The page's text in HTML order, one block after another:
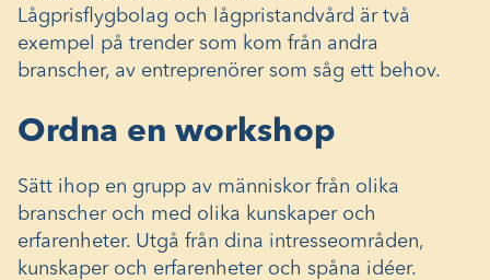
Lågprisflygbolag och lågpristandvård är två
exempel på trender som kom från andra
branscher, av entreprenörer som såg ett behov.
Ordna en workshop
Sätt ihop en grupp av människor från olika
branscher och med olika kunskaper och
erfarenheter. Utgå från dina intresseområden,
kunskaper och erfarenheter och spåna idéer.